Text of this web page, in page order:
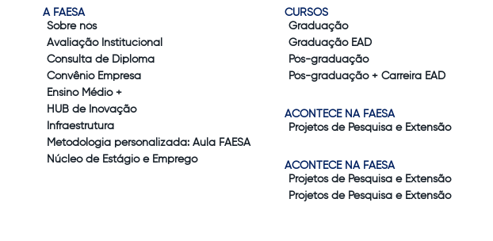
A FAESA
Sobre nós
Avaliação Institucional
Consulta de Diploma
Convênio Empresa
Ensino Médio +
HUB de Inovação
Infraestrutura
Metodologia personalizada: Aula FAESA
Núcleo de Estágio e Emprego
CURSOS
Graduação
Graduação EAD
Pós-graduação
Pós-graduação + Carreira EAD
ACONTECE NA FAESA
Projetos de Pesquisa e Extensão
ACONTECE NA FAESA
Projetos de Pesquisa e Extensão
Projetos de Pesquisa e Extensão